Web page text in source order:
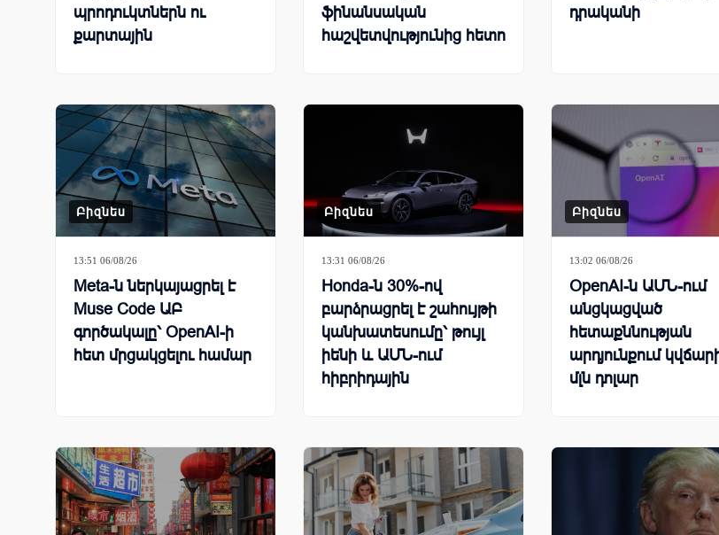
պրոդուկտներն ու
քարտային
ֆինանսական
հաշվետվությունից հետո
դրականի
Բիզնես
13:51 06/08/26
Meta-ն ներկայացրել է
Muse Code ԱԲ
գործակալը՝ OpenAI-ի
հետ մրցակցելու համար
Բիզնես
13:31 06/08/26
Honda-ն 30%-ով
բարձրացրել է շահույթի
կանխատեսումը՝ թույլ
իենի և ԱՄՆ-ում
հիբրիդային
շնորհիվ
Բիզնես
13:02 06/08/26
OpenAI-ն ԱՄՆ-ում
անցկացված
հետաքննության
արդյունքում
մլն դոլար